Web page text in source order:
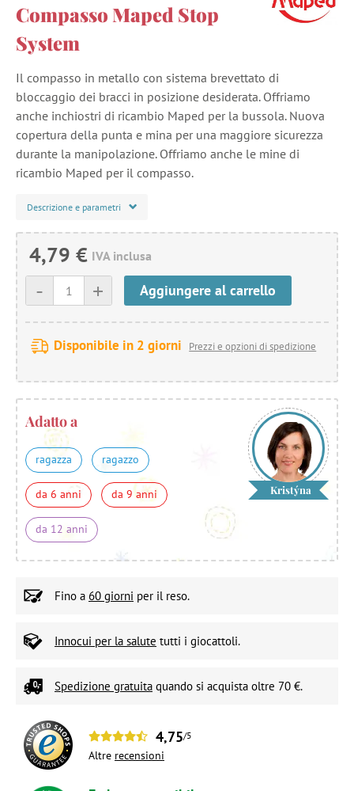
Compasso Maped Stop
System
Il compasso in metallo con sistema brevettato di
bloccaggio dei bracci in posizione desiderata. Offriamo
anche inchiostri di ricambio Maped per la bussola. Nuova
copertura della punta e mina per una maggiore sicurezza
durante la manipolazione. Offriamo anche le mine di
ricambio Maped per il compasso.
Descrizione e parametri
4,79 € IVA inclusa
+
- Aggiungere al carrello
Disponibile in 2 giorni Prezzi e opzioni di spedizione
Adatto a
ragazza ragazzo
da 6 anni da 9 anni
da 12 anni
Kristýna
Fino a 60 giorni per il reso.
Innocui per la salute tutti i giocattoli.
Spedizione gratuita quando si acquista oltre 70 €.
4,75/5
Altre recensioni